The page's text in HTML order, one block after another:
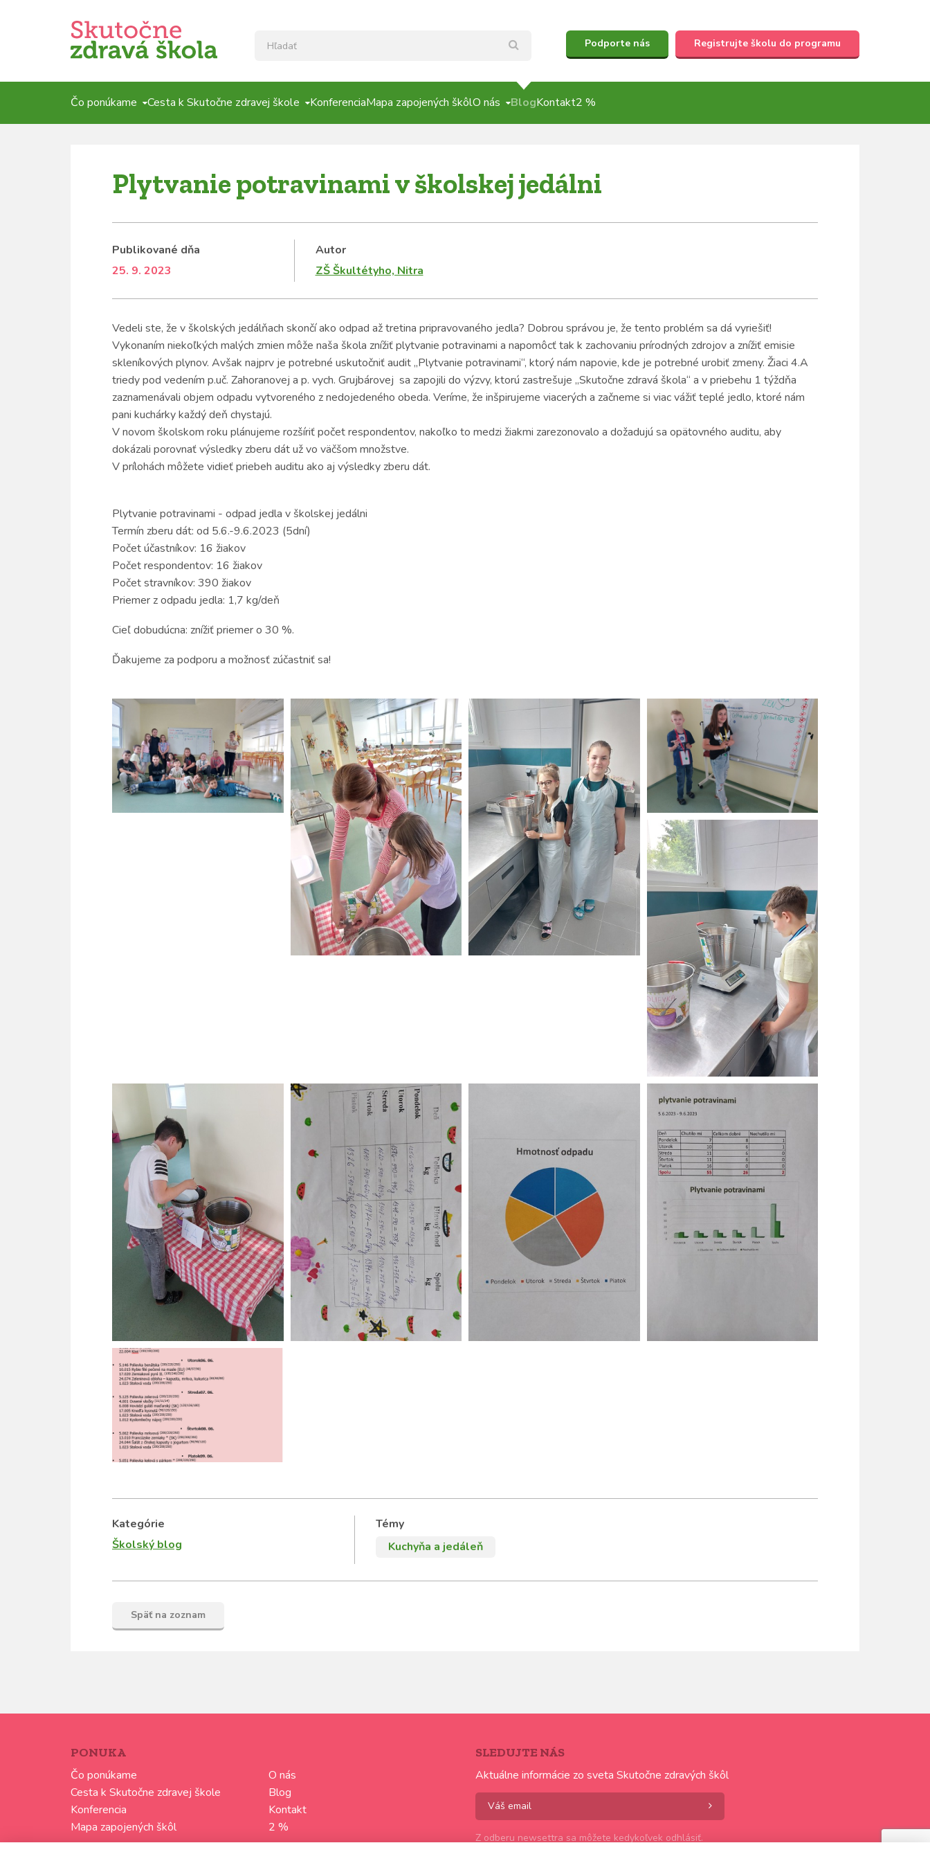
Podporte nás Registrujte školu do programu
Čo ponúkame Cesta k Skutočne zdravej škole KonferenciaMapa zapojených škôlO nás BlogKontakt2 %
Plytvanie potravinami v školskej jedálni
Publikované dňa
25. 9. 2023
Autor
ZŠ Škultétyho, Nitra
Vedeli ste, že v školských jedálňach skončí ako odpad až tretina pripravovaného jedla? Dobrou správou je, že tento problém sa dá vyriešiť!
Vykonaním niekoľkých malých zmien môže naša škola znížiť plytvanie potravinami a napomôcť tak k zachovaniu prírodných zdrojov a znížiť emisie
skleníkových plynov. Avšak najprv je potrebné uskutočniť audit „Plytvanie potravinami“, ktorý nám napovie, kde je potrebné urobiť zmeny. Žiaci 4.A
triedy pod vedením p.uč. Zahoranovej a p. vych. Grujbárovej sa zapojili do výzvy, ktorú zastrešuje „Skutočne zdravá škola“ a v priebehu 1 týždňa
zaznamenávali objem odpadu vytvoreného z nedojedeného obeda. Veríme, že inšpirujeme viacerých a začneme si viac vážiť teplé jedlo, ktoré nám
pani kuchárky každý deň chystajú.
V novom školskom roku plánujeme rozšíriť počet respondentov, nakoľko to medzi žiakmi zarezonovalo a dožadujú sa opätovného auditu, aby
dokázali porovnať výsledky zberu dát už vo väčšom množstve.
V prílohách môžete vidieť priebeh auditu ako aj výsledky zberu dát.
Plytvanie potravinami - odpad jedla v školskej jedálni
Termín zberu dát: od 5.6.-9.6.2023 (5dní)
Počet účastníkov: 16 žiakov
Počet respondentov: 16 žiakov
Počet stravníkov: 390 žiakov
Priemer z odpadu jedla: 1,7 kg/deň
Cieľ dobudúcna: znížiť priemer o 30 %.
Ďakujeme za podporu a možnosť zúčastniť sa!
Kategórie
Školský blog
Témy
Kuchyňa a jedáleň
Späť na zoznam
PONUKA
Čo ponúkame
Cesta k Skutočne zdravej škole
Konferencia
Mapa zapojených škôl
O nás
Blog
Kontakt
2 %
SLEDUJTE NÁS
Aktuálne informácie zo sveta Skutočne zdravých škôl
Z odberu newsettra sa môžete kedykoľvek odhlásiť.